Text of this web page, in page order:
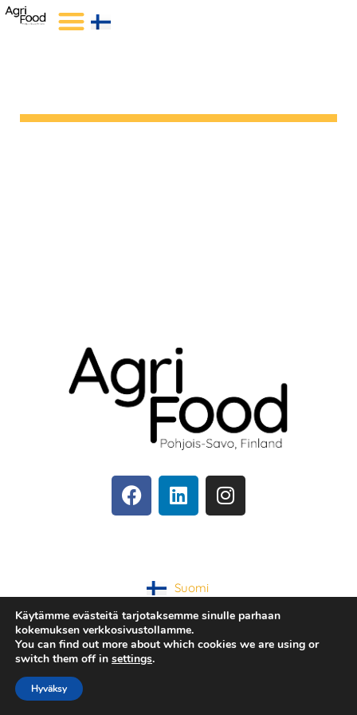
Suomi
Tietosuojaseloste
Käytämme evästeitä tarjotaksemme sinulle parhaan
kokemuksen verkkosivustollamme.
You can find out more about which cookies we are using or
switch them off in settings.
Hyväksy